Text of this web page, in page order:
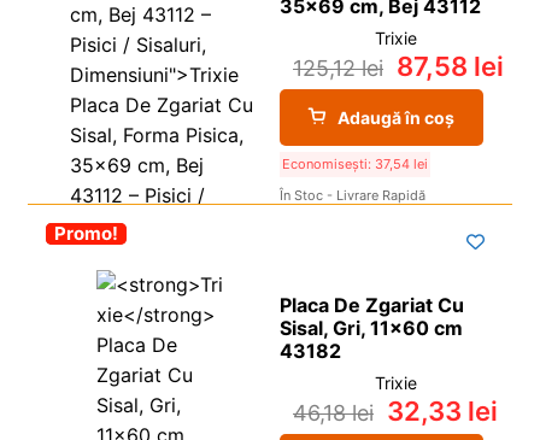
35×69 cm, Bej 43112
Trixie
125,12lei 87,58 lei
Adaugă în coș
Economisești: 37,54 lei
În Stoc - Livrare Rapidă
-30%
Promo!
Placa De Zgariat Cu
Sisal, Gri, 11×60 cm
43182
Trixie
46,18lei 32,33 lei